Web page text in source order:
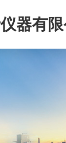
器有